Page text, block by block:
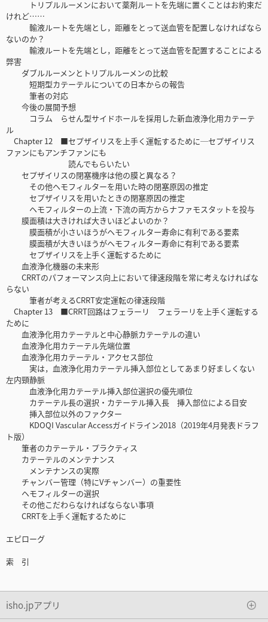
トリプルルーメンにおいて薬剤ルートを先端に置くことはお約束だ
けれど……
輸液ルートを先端とし，距離をとって送血管を配置しなければなら
ないのか？
輸液ルートを先端とし，距離をとって送血管を配置することによる
弊害
ダブルルーメンとトリプルルーメンの比較
短期型カテーテルについての日本からの報告
筆者の対応
今後の展開予想
コラム らせん型サイドホールを採用した新血液浄化用カテーテ
ル
Chapter 12 ■セプザイリスを上手く運転するために─セプザイリス
ファンにもアンチファンにも
読んでもらいたい
セプザイリスの閉塞機序は他の膜と異なる？
その他ヘモフィルターを用いた時の閉塞原因の推定
セプザイリスを用いたときの閉塞原因の推定
ヘモフィルターの上流・下流の両方からナファモスタットを投与
膜面積は大きければ大きいほどよいのか？
膜面積が小さいほうがヘモフィルター寿命に有利である要素
膜面積が大きいほうがヘモフィルター寿命に有利である要素
セプザイリスを上手く運転するために
血液浄化機器の未来形
CRRTのパフォーマンス向上において律速段階を常に考えなければな
らない
筆者が考えるCRRT安定運転の律速段階
Chapter 13 ■CRRT回路はフェラーリ フェラーリを上手く運転する
ために
血液浄化用カテーテルと中心静脈カテーテルの違い
血液浄化用カテーテル先端位置
血液浄化用カテーテル・アクセス部位
実は，血液浄化用カテーテル挿入部位としてあまり好ましくない
左内頸静脈
血液浄化用カテーテル挿入部位選択の優先順位
カテーテル長の選択・カテーテル挿入長 挿入部位による目安
挿入部位以外のファクター
KDOQI Vascular Accessガイドライン2018（2019年4月発表ドラフ
ト版）
筆者のカテーテル・プラクティス
カテーテルのメンテナンス
メンテナンスの実際
チャンバー管理（特にVチャンバー）の重要性
ヘモフィルターの選択
その他こだわらなければならない事項
CRRTを上手く運転するために
エピローグ
索 引
isho.jpアプリ